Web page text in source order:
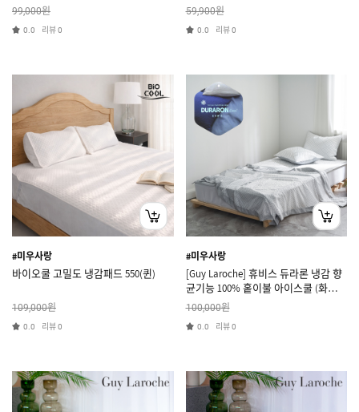
99,000원
0.0 리뷰0
59,900원
0.0 리뷰0
#미우사랑
바이오쿨 고밀도 냉감패드 550(퀸)
109,000원
0.0 리뷰0
#미우사랑
[Guy Laroche] 휴비스 듀라론 냉감 향
균기능 100% 홑이불 아이스쿨 (화이
트/그레이)
100,000원
0.0 리뷰0